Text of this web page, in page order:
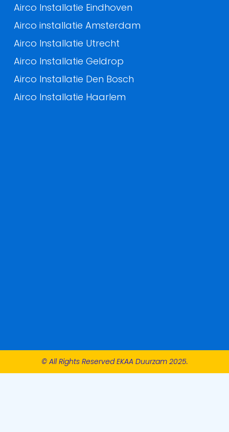
Airco Installatie Eindhoven
Airco installatie Amsterdam
Airco Installatie Utrecht
Airco Installatie Geldrop
Airco Installatie Den Bosch
Airco Installatie Haarlem
© All Rights Reserved EKAA Duurzam 2025.